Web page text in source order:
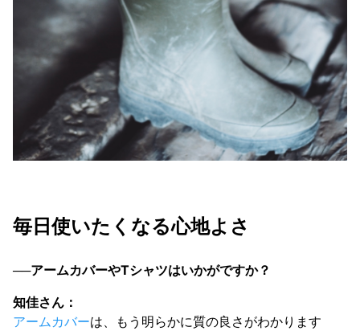
毎日使いたくなる心地よさ
──アームカバーやTシャツはいかがですか？
知佳さん：
アームカバーは、もう明らかに質の良さがわかります